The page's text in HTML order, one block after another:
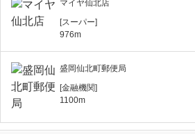
マイヤ仙北店
[スーパー]
976m
盛岡仙北町郵便局
[金融機関]
1100m